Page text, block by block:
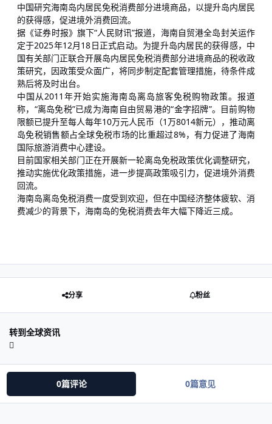
中国研究海南岛内居民免税消费部分进境商品，以提升岛内居民
的获得感，促进境外消费回流。
据《证券时报》旗下“人民财讯”报道，海南自贸港全岛封关运作
定于2025年12月18日正式启动。为提升岛内居民的获得感，中
国有关部门正联合开展岛内居民免税消费部分进境商品的税收政
策研究，因政策受众面广，将同步制定配套管理措施，待条件成
熟后将及时出台。
中国从2011年开始实施海南岛离岛旅客免税购物政策。报道
称，“离岛免税”已成为海南自由贸易港的“金字招牌”。目前购物
限额已提升至每人每年10万元人民币（1万8014新元），推动离
岛免税销售额占全球免税市场的比重超过8%，有力促进了海南
国际旅游消费中心建设。
目前国家相关部门正在开展新一轮离岛免税政策优化调整研究，
推动实施优化政策措施，进一步提高政策吸引力，促进境外消费
回流。
海南岛离岛免税消费一度受到欢迎，但在中国经济整体疲软、消
费减少的背景下，海南岛的免税消费去年大幅下降近三成。
分享 粉丝
转到全球资讯
0篇评论 0篇意见